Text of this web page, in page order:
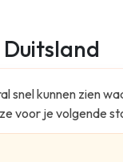
snel kunnen zien
voor je volgende